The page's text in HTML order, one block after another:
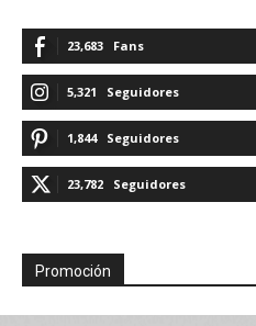
23,683 Fans
5,321 Seguidores
1,844 Seguidores
23,782 Seguidores
Promoción